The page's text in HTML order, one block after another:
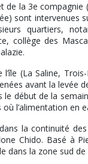
de la 3e
sont intervenues
quartiers,
collège des
(La Saline,
avant la levée
le début de la
l’alimentation en
la continuité
Chido. Basé à
la zone sud de